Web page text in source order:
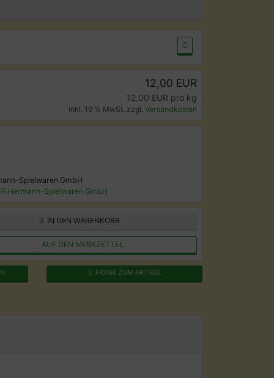
12,00 EUR
12,00 EUR pro kg
inkl. 19 % MwSt. zzgl. Versandkosten
Spielwaren GmbH
Hermann-Spielwaren GmbH
IN DEN WARENKORB
AUF DEN MERKZETTEL
FRAGE ZUM ARTIKEL